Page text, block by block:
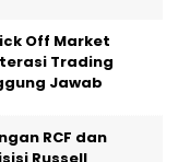
Off Market
Trading
Jawab
RCF dan